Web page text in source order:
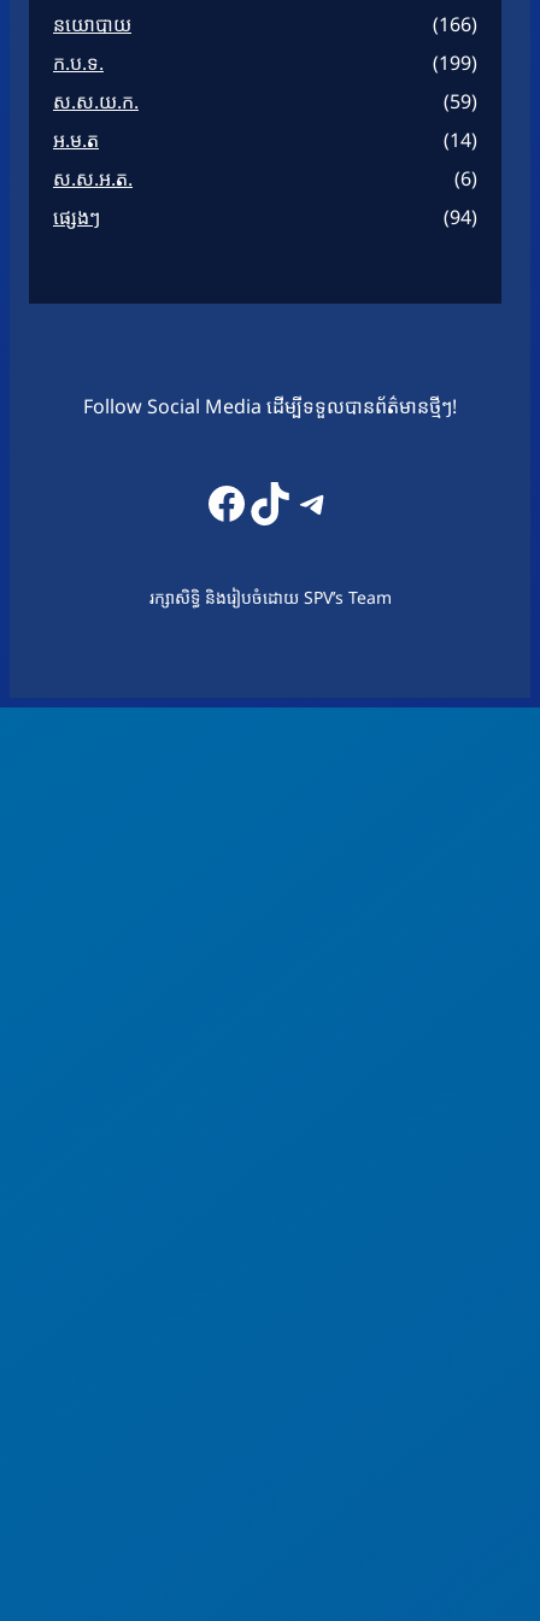
នយោបាយ
(166)
ក.ប.ទ.
(199)
ស.ស.យ.ក.
(59)
អ.ម.ត
(14)
ស.ស.អ.ត.
(6)
ផ្សេងៗ
(94)
Follow Social Media ដើម្បីទទួលបានព័ត៌មានថ្មីៗ!
Facebook
TikTokTelegram
រក្សាសិទ្ធិ និងរៀបចំដោយ SPV’s Team